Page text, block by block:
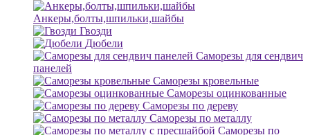
Анкеры,болты,шпильки,шайбы
Гвозди
Дюбели
Саморезы для сендвич
панелей
Саморезы кровельные
Саморезы оцинкованные
Саморезы по дереву
Саморезы по металлу
Саморезы по